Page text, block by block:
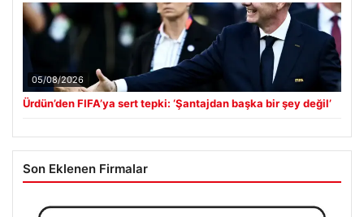
05/08/2026
Ürdün’den FIFA’ya sert tepki: ‘Şantajdan başka bir şey değil’
Son Eklenen Firmalar